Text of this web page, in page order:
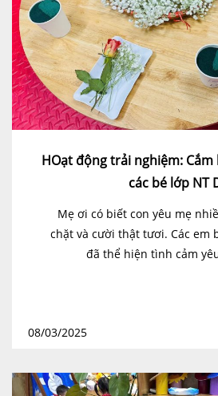
HOạt động trải nghiệm:
các bé lớp NT
Mẹ ơi có biết con yêu mẹ
chặt và cười thật tươi. Các em
đã thể hiện tình cảm
08/03/2025